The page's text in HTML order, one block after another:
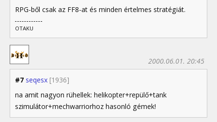
RPG-ből csak az FF8-at és minden értelmes stratégiát.
OTAKU
#7 seqesx [1936]
2000.06.01. 20:45
na amit nagyon rühellek: helikopter+repülő+tank
szimulátor+mechwarriorhoz hasonló gémek!